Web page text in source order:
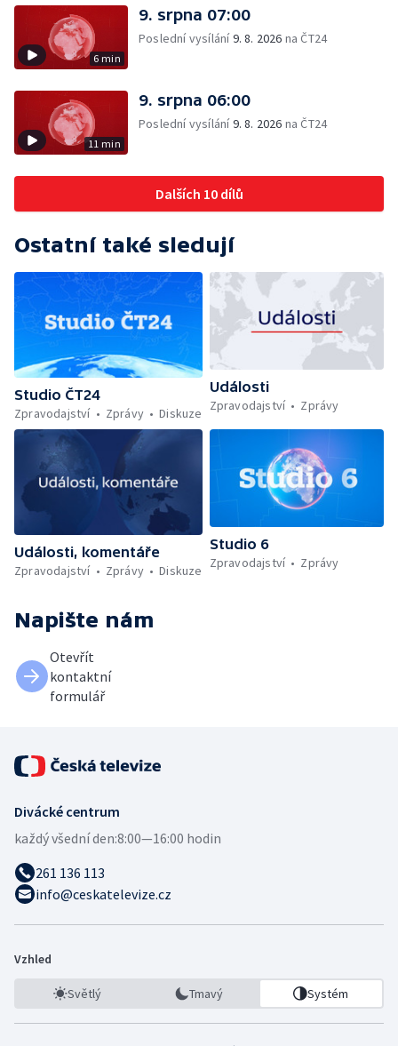
6 min
9. srpna 07:00
Poslední vysílání9. 8. 2026 na ČT24
11 min
9. srpna 06:00
Poslední vysílání9. 8. 2026 na ČT24
Dalších 10 dílů
Ostatní také sledují
Studio ČT24
Zpravodajství
Zprávy Diskuze
Události
Zpravodajství
Zprávy
Události, komentáře
Zpravodajství
Zprávy Diskuze
Studio 6
Zpravodajství
Zprávy
Napište nám
Otevřít
kontaktní
formulář
Divácké centrum
každý všední den:8:00—16:00 hodin
261 136 113
info@ceskatelevize.cz
Vzhled
Světlý Tmavý Systém